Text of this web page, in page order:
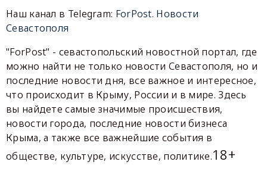
Наш канал в Telegram: ForPost. Новости
Севастополя
"ForPost" - севастопольский новостной портал, где
можно найти не только новости Севастополя, но и
последние новости дня, все важное и интересное,
что происходит в Крыму, России и в мире. Здесь
вы найдете самые значимые происшествия,
новости города, последние новости бизнеса
Крыма, а также все важнейшие события в
обществе, культуре, искусстве, политике.18+